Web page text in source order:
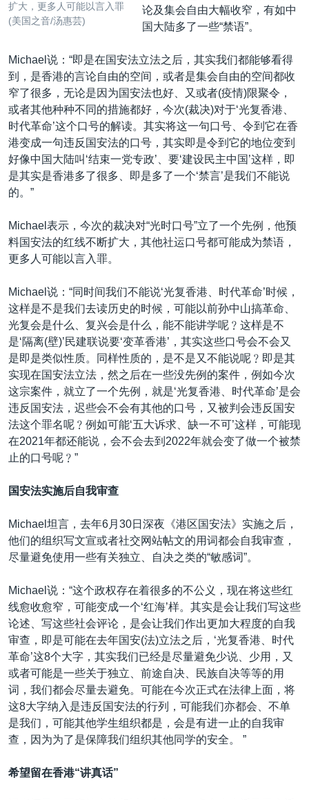
扩大，更多人可能以言入罪
(美国之音/汤惠芸)
论及集会自由大幅收窄，有如中
国大陆多了一些“禁语”。
Michael说：“即是在国安法立法之后，其实我们都能够看得
到，是香港的言论自由的空间，或者是集会自由的空间都收
窄了很多，无论是因为国安法也好、又或者(疫情)限聚令，
或者其他种种不同的措施都好，今次(裁决)对于‘光复香港、
时代革命’这个口号的解读。其实将这一句口号、令到它在香
港变成一句违反国安法的口号，其实即是令到它的地位变到
好像中国大陆叫‘结束一党专政’、要‘建设民主中国’这样，即
是其实是香港多了很多、即是多了一个‘禁言’是我们不能说
的。”
Michael表示，今次的裁决对“光时口号”立了一个先例，他预
料国安法的红线不断扩大，其他社运口号都可能成为禁语，
更多人可能以言入罪。
Michael说：“同时间我们不能说‘光复香港、时代革命’时候，
这样是不是我们去读历史的时候，可能以前孙中山搞革命、
光复会是什么、复兴会是什么，能不能讲学呢﹖这样是不
是‘隔离(壁)’民建联说要‘变革香港’，其实这些口号会不会又
是即是类似性质。同样性质的，是不是又不能说呢﹖即是其
实现在国安法立法，然之后在一些没先例的案件，例如今次
这宗案件，就立了一个先例，就是‘光复香港、时代革命’是会
违反国安法，迟些会不会有其他的口号，又被判会违反国安
法这个罪名呢﹖例如可能‘五大诉求、缺一不可’这样，可能现
在2021年都还能说，会不会去到2022年就会变了做一个被禁
止的口号呢﹖”
国安法实施后自我审查
Michael坦言，去年6月30日深夜《港区国安法》实施之后，
他们的组织写文宣或者社交网站帖文的用词都会自我审查，
尽量避免使用一些有关独立、自决之类的“敏感词”。
Michael说：“这个政权存在着很多的不公义，现在将这些红
线愈收愈窄，可能变成一个‘红海’样。其实是会让我们写这些
论述、写这些社会评论，是会让我们作出更加大程度的自我
审查，即是可能在去年国安(法)立法之后，‘光复香港、时代
革命’这8个大字，其实我们已经是尽量避免少说、少用，又
或者可能是一些关于独立、前途自决、民族自决等等的用
词，我们都会尽量去避免。可能在今次正式在法律上面，将
这8大字纳入是违反国安法的行列，可能我们亦都会、不单
是我们，可能其他学生组织都是，会是有进一止的自我审
查，因为为了是保障我们组织其他同学的安全。 ”
希望留在香港“讲真话”